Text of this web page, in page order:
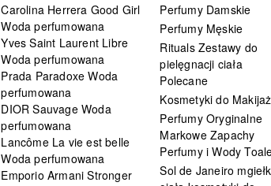
Carolina Herrera Good Girl
Woda perfumowana
Yves Saint Laurent Libre
Woda perfumowana
Prada Paradoxe Woda
perfumowana
DIOR Sauvage Woda
perfumowana
Lancôme La vie est belle
Woda perfumowana
Emporio Armani Stronger
Perfumy Damskie
Perfumy Męskie
Rituals Zestawy do
pielęgnacji ciała
Polecane
Kosmetyki do
Perfumy Oryginalne
Markowe Zapachy
Perfumy i Wody
Sol de Janeiro